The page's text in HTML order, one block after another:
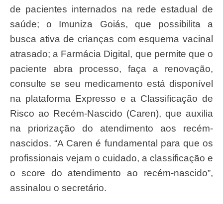
de pacientes internados na rede estadual de
saúde; o Imuniza Goiás, que possibilita a
busca ativa de crianças com esquema vacinal
atrasado; a Farmácia Digital, que permite que o
paciente abra processo, faça a renovação,
consulte se seu medicamento está disponível
na plataforma Expresso e a Classificação de
Risco ao Recém-Nascido (Caren), que auxilia
na priorização do atendimento aos recém-
nascidos. “A Caren é fundamental para que os
profissionais vejam o cuidado, a classificação e
o score do atendimento ao recém-nascido”,
assinalou o secretário.